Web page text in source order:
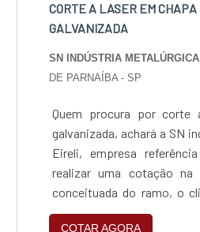
CORTE A LASER EM CHAPA
GALVANIZADA
SN INDÚSTRIA
DE PARNAÍBA - SP
Quem procura por corte
galvanizada, achará a SN
Eireli, empresa
realizar uma cotação na
conceituada do ramo, o
serviços de
COTAR AGORA